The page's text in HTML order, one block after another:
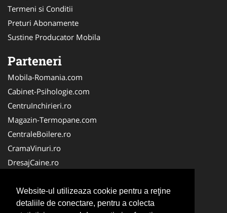
Website-ul utilizeaza cookie pentru a reţine
detaliile de conectare, pentru a colecta
Termeni si Conditii
Preturi Abonamente
Sustine Producator Mobila
Parteneri
Mobila-Romania.com
Cabinet-Psihologie.com
CentruInchirieri.ro
Magazin-Termopane.com
CentraleBoilere.ro
CramaVinuri.ro
DresajCaine.ro
Alpinist-Utilitar.com
Birouri-Cadastru.ro